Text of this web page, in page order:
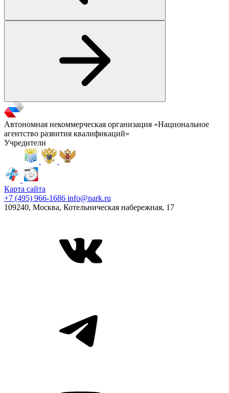
Автономная некоммерческая организация «Национальное
агентство развития квалификаций»
Учредители
Карта сайта
+7 (495) 966-1686 info@nark.ru
109240, Москва, Котельническая набережная, 17